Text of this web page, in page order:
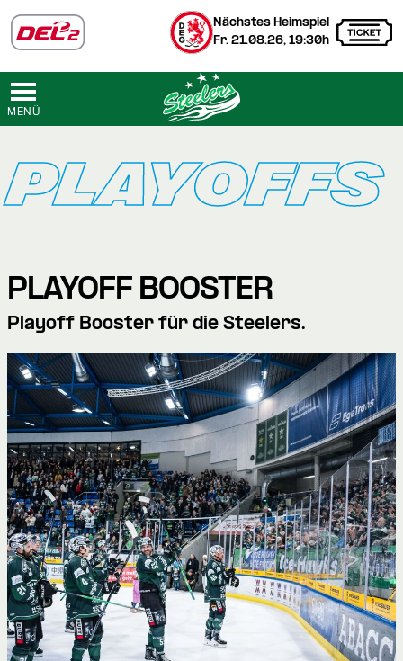
Nächstes Heimspiel
Fr. 21.08.26, 19:30h
MENÜ
PLAYOFFS
PLAYOFF BOOSTER
Playoff Booster für die Steelers.